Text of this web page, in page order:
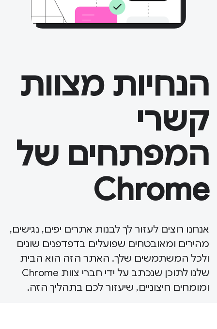
הנחיות מצוות
קשרי
המפתחים של
Chrome
אנחנו רוצים לעזור לך לבנות אתרים יפים, נגישים,
מהירים ומאובטחים שפועלים בדפדפנים שונים
ולכל המשתמשים שלך. האתר הזה הוא הבית
שלנו לתוכן שנכתב על ידי חברי צוות Chrome
ומומחים חיצוניים, שיעזור לכם בתהליך הזה.